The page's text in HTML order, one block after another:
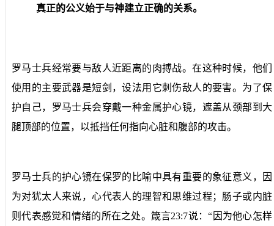
真正的公义始于与神建立正确的关系。
罗马士兵经常要与敌人近距离的肉搏战。在这种时候，他们
使用的主要武器是短剑，设法用它刺伤敌人的要害。为了保
护自己，罗马士兵会穿戴一种金属护心镜，遮盖从颈部到大
腿顶部的位置，以抵挡任何指向心脏和腹部的攻击。
罗马士兵的护心镜在保罗的比喻中具有重要的象征意义，因
为对犹太人来说，心代表人的理智和思维过程；肠子或内脏
则代表感觉和情绪的所在之处。箴言23:7说：“因为他心怎样